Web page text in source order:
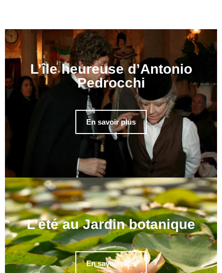
L’île heureuse d’Antonio
Pedrocchi
En savoir plus
L’été au Jardin botanique
En savoir plus